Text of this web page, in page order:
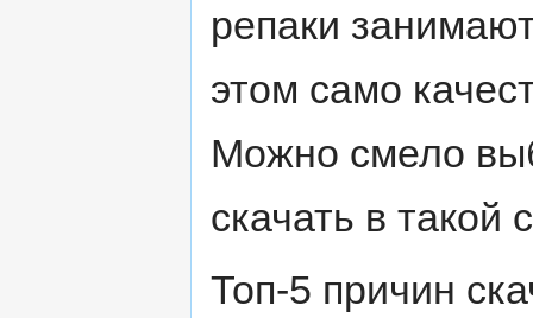
репаки
этом само
Можно смело
скачать в такой
Топ-5 причин